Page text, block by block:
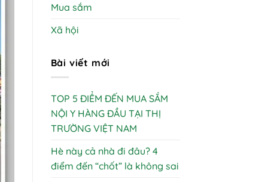
Mua sắm
Xã hội
Bài viết mới
TOP 5 ĐIỂM ĐẾN MUA SẮM
NỘI Y HÀNG ĐẦU TẠI THỊ
TRƯỜNG VIỆT NAM
Hè này cả nhà đi đâu? 4
điểm đến “chốt” là không sai